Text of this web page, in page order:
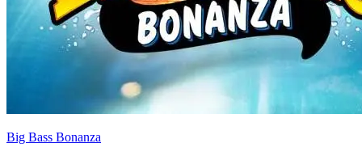
Big Bass Bonanza